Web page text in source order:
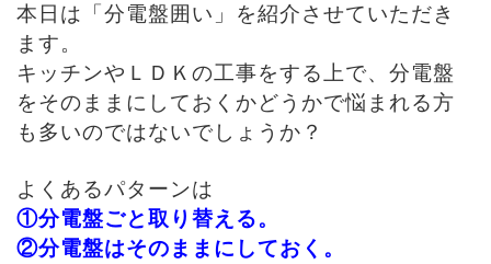
本日は「分電盤囲い」を紹介させていただき
ます。
キッチンやＬＤＫの工事をする上で、分電盤
をそのままにしておくかどうかで悩まれる方
も多いのではないでしょうか？
よくあるパターンは
①分電盤ごと取り替える。
②分電盤はそのままにしておく。